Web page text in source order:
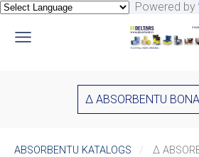
Powered by
∆ ABSORBENTU
ABSORBENTU KATALOGS
∆